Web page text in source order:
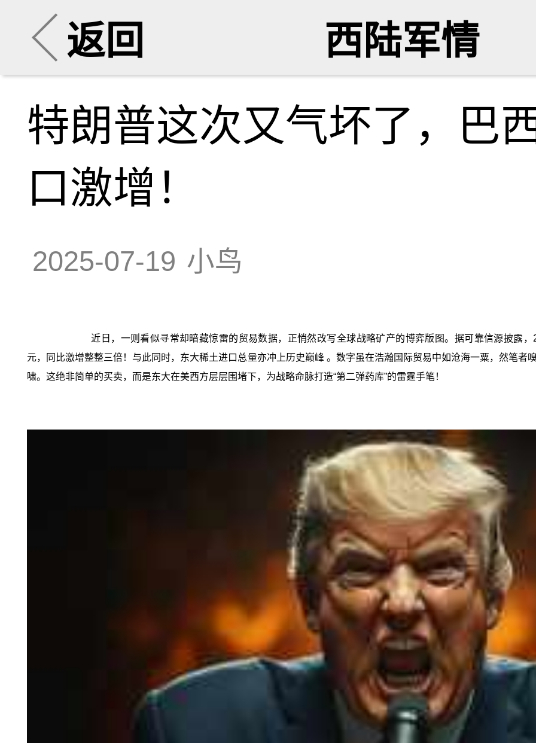
返回 西陆军情
特朗普这次又气坏了，巴
口激增！
2025-07-19 小鸟
近日，一则看似寻常却暗藏惊雷的贸易数据，正悄然改写全球战略矿产的博弈版图。据可靠信源披露
元，同比激增整整三倍！与此同时，东大稀土进口总量亦冲上历史巅峰 。数字虽在浩瀚国际贸易中如沧海一粟，然笔者
啸。这绝非简单的买卖，而是东大在美西方层层围堵下，为战略命脉打造“第二弹药库”的雷霆手笔！